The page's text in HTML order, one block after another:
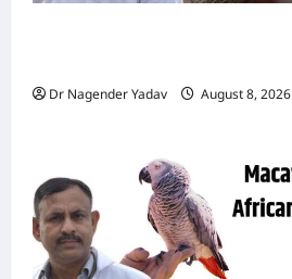
Dr Nagender Yadav August 8, 2026